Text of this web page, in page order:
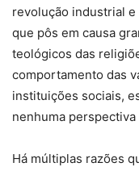
revolução industrial
que pôs em causa
teológicos das
comportamento das
instituições sociais,
nenhuma
Há múltiplas razões